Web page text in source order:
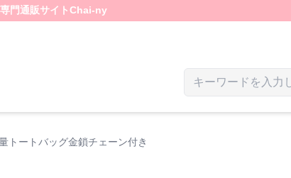
専門通販サイトChai-ny
トートバッグ金鎖チェーン付き